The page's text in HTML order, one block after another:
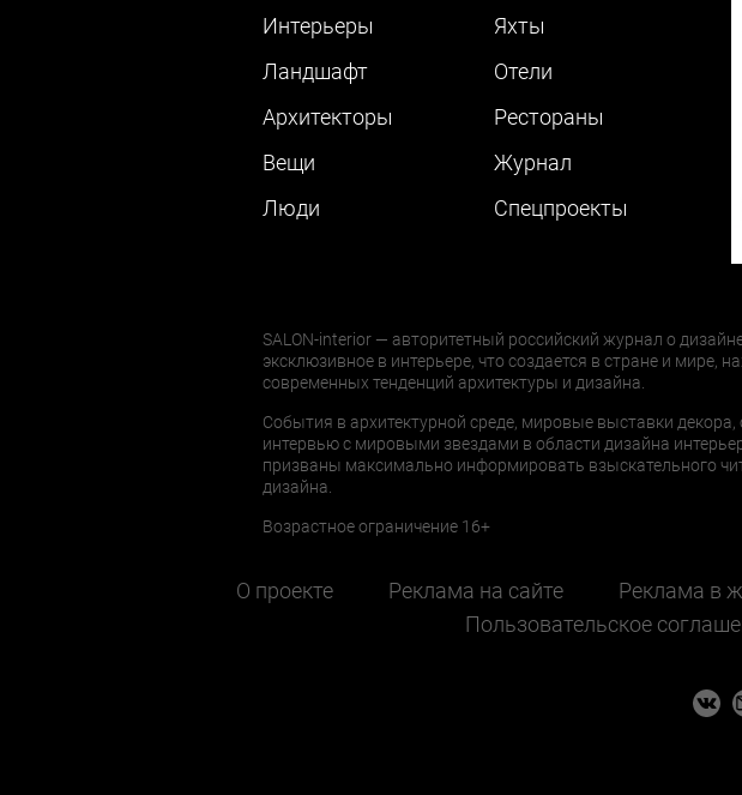
Интерьеры
Ландшафт
Архитекторы
Вещи
Люди
Яхты
Отели
Рестораны
Журнал
Cпецпроекты
SALON-interior — авторитетный российский журнал о
эксклюзивное в интерьере, что создается в стране и мире,
современных тенденций архитектуры и дизайна.
События в архитектурной среде, мировые выставки декора,
интервью с мировыми звездами в области дизайна
призваны максимально информировать взыскательного
дизайна.
Возрастное ограничение 16+
О проекте Реклама на сайте Реклама в
Пользовательское